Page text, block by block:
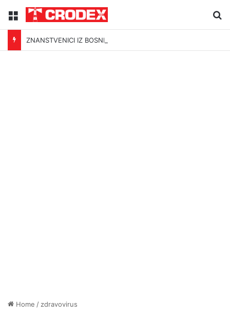
Menu
ZNANSTVENICI IZ BOSNE OTKRILI NACIZAM U – BOSNI!
Home / zdravovirus